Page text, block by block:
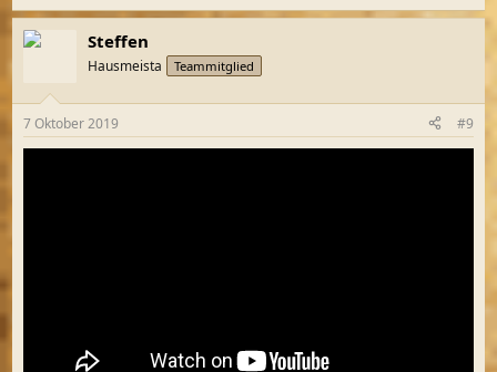
Steffen
Hausmeista Teammitglied
7 Oktober 2019 #9